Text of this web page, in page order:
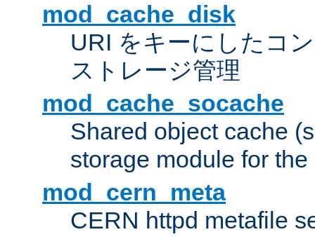
mod_cache_disk
URI をキーにしたコ
ストレージ管理
mod_cache_socache
Shared object cache
storage module for
mod_cern_meta
CERN httpd metafile